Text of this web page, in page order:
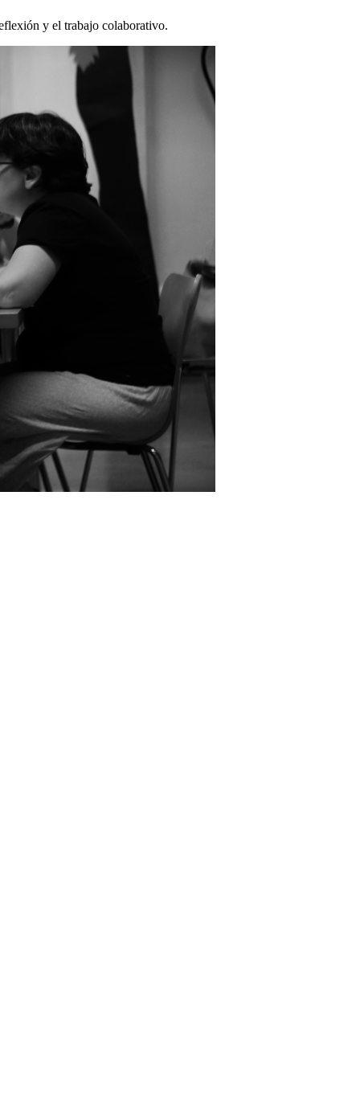
y el trabajo colaborativo.